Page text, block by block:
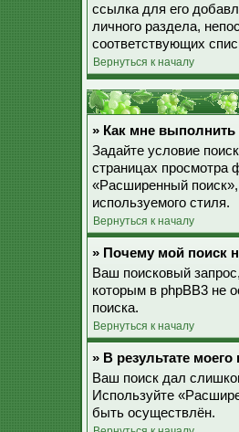
ссылка для его
личного раздела,
соответствующих
Вернуться к началу
» Как мне
Задайте условие
страницах
«Расширенный поиск»,
используемого стиля.
Вернуться к началу
» Почему мой поиск
Ваш поисковый
которым в phpBB3 не
поиска.
Вернуться к началу
» В результате
Ваш поиск дал
Используйте
быть осуществлён.